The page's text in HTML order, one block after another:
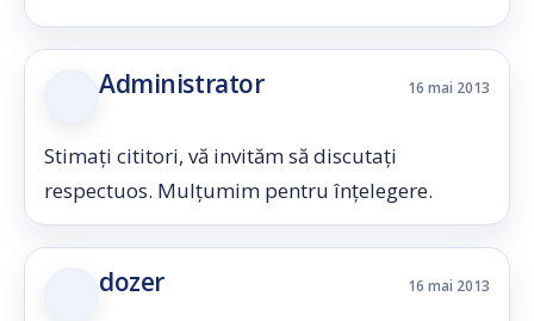
Administrator 16 mai 2013
Stimați cititori, vă invităm să discutați
respectuos. Mulțumim pentru înțelegere.
dozer 16 mai 2013